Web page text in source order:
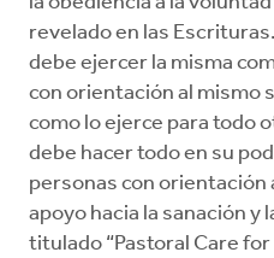
revelado en las
debe ejercer la misma
con orientación al mismo
como lo ejerce para todo
debe hacer todo en su
personas con orientación
apoyo hacia la sanación y
titulado “Pastoral Care